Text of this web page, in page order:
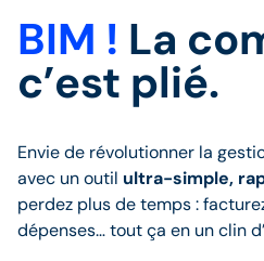
BIM ! La
c’est plié.
Envie de révolutionner la
avec un outil ultra-simple,
perdez plus de temps :
dépenses… tout ça en un clin